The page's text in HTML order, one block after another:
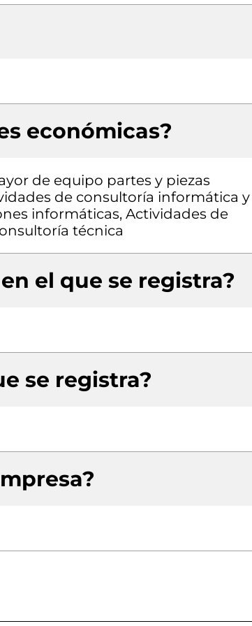
económicas?
de equipo partes y piezas
de consultoría informática y
informáticas, Actividades de
técnica
el que se registra?
se registra?